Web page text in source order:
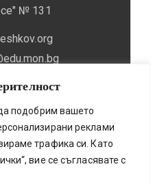
подобрим вашето
реклами
трафика си. Като
вие се съгласявате с
№ 131